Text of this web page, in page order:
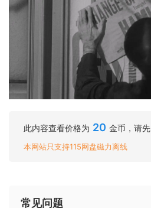
此内容查看价格为 20 金币，请先
本网站只支持115网盘磁力离线
常见问题